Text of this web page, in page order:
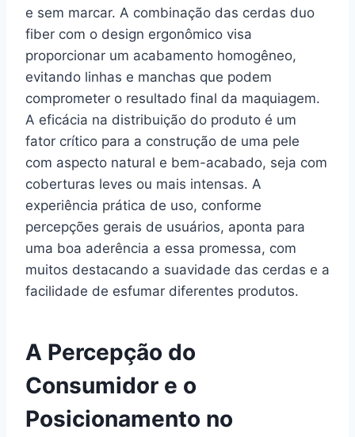
e sem marcar. A combinação das cerdas duo
fiber com o design ergonômico visa
proporcionar um acabamento homogêneo,
evitando linhas e manchas que podem
comprometer o resultado final da maquiagem.
A eficácia na distribuição do produto é um
fator crítico para a construção de uma pele
com aspecto natural e bem-acabado, seja com
coberturas leves ou mais intensas. A
experiência prática de uso, conforme
percepções gerais de usuários, aponta para
uma boa aderência a essa promessa, com
muitos destacando a suavidade das cerdas e a
facilidade de esfumar diferentes produtos.
A Percepção do
Consumidor e o
Posicionamento no